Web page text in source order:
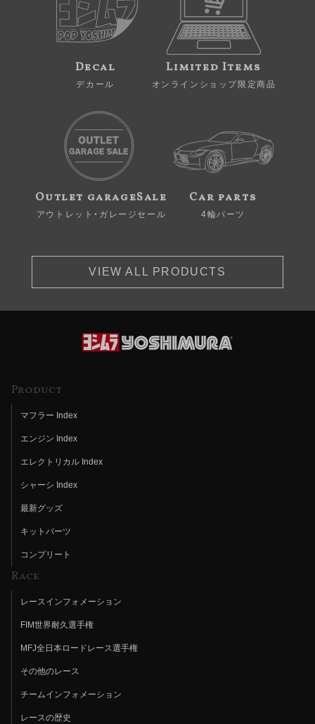
Decal
デカール
Limited Items
オンラインショップ限定商品
Outlet garageSale
アウトレット・ガレージセール
Car parts
4輪パーツ
VIEW ALL PRODUCTS
Product
マフラー Index
エンジン Index
エレクトリカル Index
シャーシ Index
最新グッズ
キットパーツ
コンプリート
Race
レースインフォメーション
FIM世界耐久選手権
MFJ全日本ロードレース選手権
その他のレース
チームインフォメーション
レースの歴史